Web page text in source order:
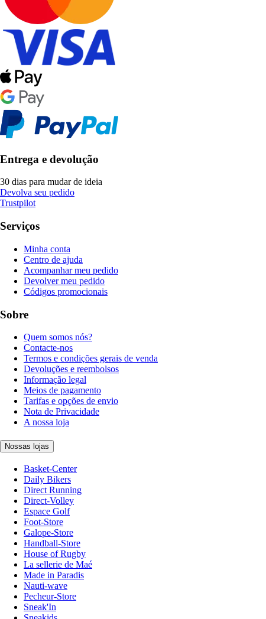
Entrega e devolução
30 dias para mudar de ideia
Devolva seu pedido
Trustpilot
Serviços
Minha conta
Centro de ajuda
Acompanhar meu pedido
Devolver meu pedido
Códigos promocionais
Sobre
Quem somos nós?
Contacte-nos
Termos e condições gerais de venda
Devoluções e reembolsos
Informação legal
Meios de pagamento
Tarifas e opções de envio
Nota de Privacidade
A nossa loja
Nossas lojas
Basket-Center
Daily Bikers
Direct Running
Direct-Volley
Espace Golf
Foot-Store
Galope-Store
Handball-Store
House of Rugby
La sellerie de Maé
Made in Paradis
Nauti-wave
Pecheur-Store
Sneak'In